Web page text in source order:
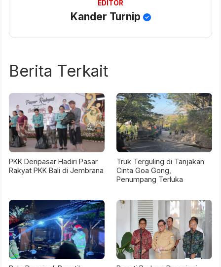
EDITOR
Kander Turnip
Berita Terkait
PKK Denpasar Hadiri Pasar
Rakyat PKK Bali di Jembrana
Truk Terguling di Tanjakan
Cinta Goa Gong,
Penumpang Terluka